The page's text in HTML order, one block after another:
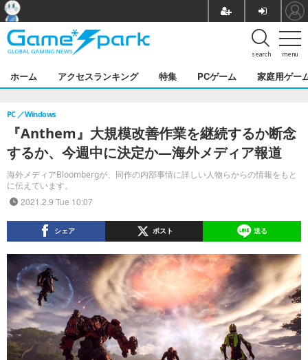
menu
search
ホーム アクセスランキング 特集 PCゲーム 家庭用ゲー
『Anthem』大規模改善作業を継続するか断念
するか、今週中に決定か―海外メディア報道
海外メディアBloombergが、同作の内部事情に詳しい人物らからの情報をもと
に伝えています。
PC Windows
2021.2.9 Tue 10:07
シェア ポスト 送る